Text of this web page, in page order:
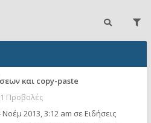
και copy-paste
Προβολές
Νοέμ 2013, 3:12 am σε Ειδήσεις